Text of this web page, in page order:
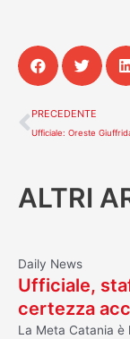
PRECEDENTE
ALTRI
Daily News
Ufficiale,
certezza
La Meta Catania è